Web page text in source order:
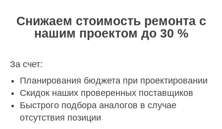
Снижаем стоимость ремонта с
нашим проектом до 30 %
За счет:
Планирования бюджета при проектировании
Скидок наших проверенных поставщиков
Быстрого подбора аналогов в случае
отсутствия позиции